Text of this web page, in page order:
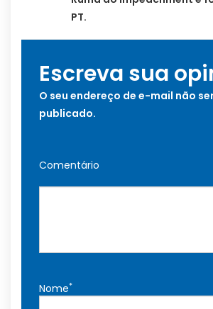
PT.
Escreva sua
O seu endereço de e-mail não
publicado.
Comentário
Nome*